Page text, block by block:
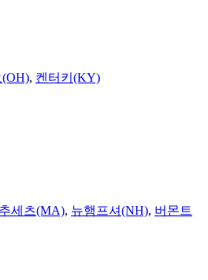
(OH), 켄터키(KY)
세츠(MA), 뉴햄프셔(NH), 버몬트